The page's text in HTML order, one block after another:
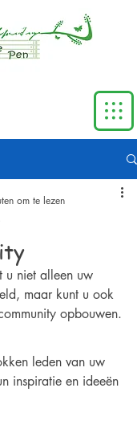
om te lezen
niet alleen uw
maar kunt u ook
opbouwen.
leden van uw
inspiratie en ideeën